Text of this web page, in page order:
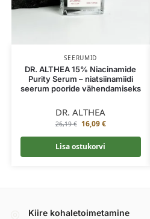
SEERUMID
DR. ALTHEA 15% Niacinamide
Purity Serum – niatsiinamiidi
seerum pooride vähendamiseks
DR. ALTHEA
26,19€ 16,09€
Lisa ostukorvi
Kiire kohaletoimetamine